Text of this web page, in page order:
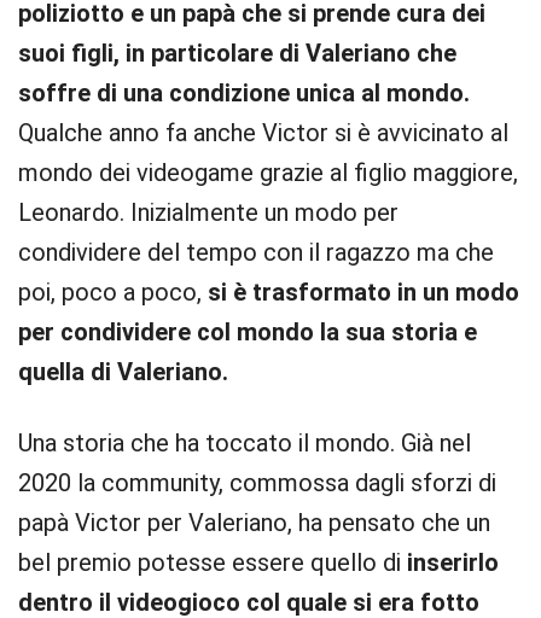
poliziotto e un papà che si prende cura dei
suoi figli, in particolare di Valeriano che
soffre di una condizione unica al mondo.
Qualche anno fa anche Victor si è avvicinato al
mondo dei videogame grazie al figlio maggiore,
Leonardo. Inizialmente un modo per
condividere del tempo con il ragazzo ma che
poi, poco a poco, si è trasformato in un modo
per condividere col mondo la sua storia e
quella di Valeriano.
Una storia che ha toccato il mondo. Già nel
2020 la community, commossa dagli sforzi di
papà Victor per Valeriano, ha pensato che un
bel premio potesse essere quello di inserirlo
dentro il videogioco col quale si era fotto